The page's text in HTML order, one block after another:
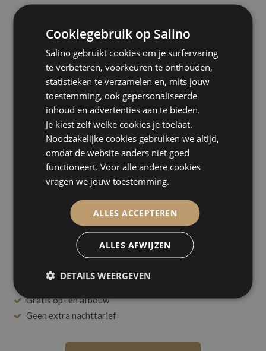
Bloemen en planten
24 25 26 27 28 29 30
Baby- of Kraamfeest
Personeelsfeest
Seminar / Congress
Productpresentatie
Huwelijksjubileum
Service met een glimlach
Flexibel & landelijk inzetbaar
DJhurenGelderland - Licht & Geluid
Gratis op- en afbouw
Geen extra nachttarief
Cookiegebruik op Salino
Salino gebruikt cookies om je surfervaring
te verbeteren, voorkeuren te onthouden,
statistieken te verzamelen en, mits jouw
toestemming, ook gepersonaliseerde
inhoud en advertenties aan te bieden.
Je kiest zelf welke cookies je toelaat.
Noodzakelijke cookies gebruiken we altijd,
omdat de website anders niet goed
functioneert. Voor alle andere cookies
vragen we jouw toestemming.
ALLES ACCEPTEREN
ALLES AFWIJZEN
DETAILS WEERGEVEN